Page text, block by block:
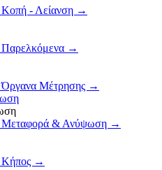
- Λείανση →
→
Όργανα Μέτρησης →
Μεταφορά & Ανύψωση →
Κήπος →